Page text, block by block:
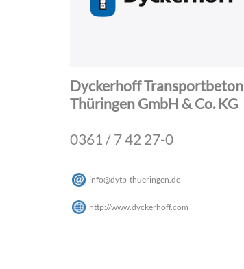
Dyckerhoff Transportbeton
Thüringen GmbH & Co. KG
0361 / 7 42 27-0
info@dytb-thueringen.de
http://www.dyckerhoff.com